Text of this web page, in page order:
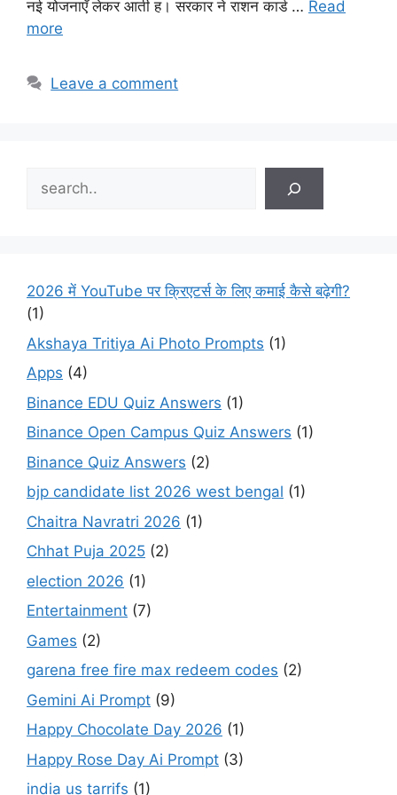
नई योजनाएँ लेकर आती ह। सरकार ने राशन कार्ड … Read
more
Leave a comment
2026 में YouTube पर क्रिएटर्स के लिए कमाई कैसे बढ़ेगी?
(1)
Akshaya Tritiya Ai Photo Prompts (1)
Apps (4)
Binance EDU Quiz Answers (1)
Binance Open Campus Quiz Answers (1)
Binance Quiz Answers (2)
bjp candidate list 2026 west bengal (1)
Chaitra Navratri 2026 (1)
Chhat Puja 2025 (2)
election 2026 (1)
Entertainment (7)
Games (2)
garena free fire max redeem codes (2)
Gemini Ai Prompt (9)
Happy Chocolate Day 2026 (1)
Happy Rose Day Ai Prompt (3)
india us tarrifs (1)